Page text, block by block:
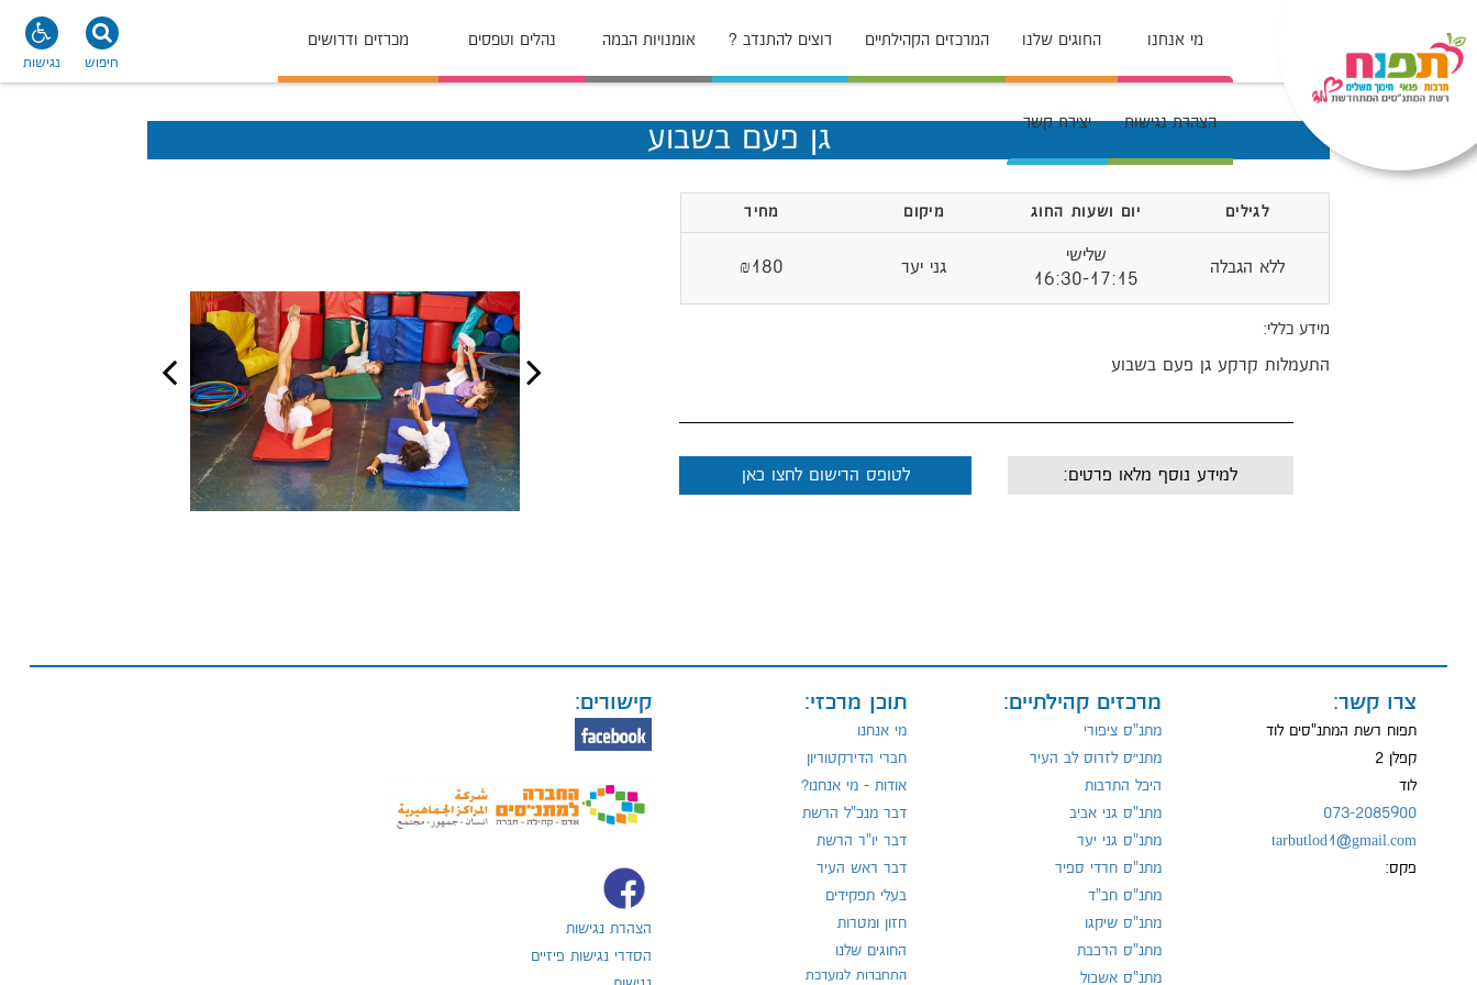
מי אנחנו החוגים שלנו המרכזים הקהילתיים רוצים להתנדב ? אומנויות הבמה נהלים וטפסים מכרזים ודרושים
הצהרת נגישות יצירת קשר
נגישות חיפוש
גן פעם בשבוע
לגילים יום ושעות החוג מיקום מחיר
ללא הגבלה
שלישי
16:30-17:15
גני יער ₪180
מידע כללי:
התעמלות קרקע גן פעם בשבוע
לטופס הרישום לחצו כאן למידע נוסף מלאו פרטים:
צרו קשר:
תפוח רשת המתנ"סים לוד
קפלן 2
לוד
073-2085900
tarbutlod1@gmail.com
פקס:
מרכזים קהילתיים:
מתנ"ס ציפורי
מתנ״ס לזרוס לב העיר
היכל התרבות
מתנ"ס גני אביב
מתנ"ס גני יער
מתנ"ס חרדי ספיר
מתנ"ס חב"ד
מתנ"ס שיקגו
מתנ"ס הרכבת
מתנ"ס אשכול
תוכן מרכזי:
מי אנחנו
חברי הדירקטוריון
אודות - מי אנחנו?
דבר מנכ"ל הרשת
דבר יו"ר הרשת
דבר ראש העיר
בעלי תפקידים
חזון ומטרות
החוגים שלנו
התחברות למערכת
קישורים:
הצהרת נגישות
הסדרי נגישות פיזיים